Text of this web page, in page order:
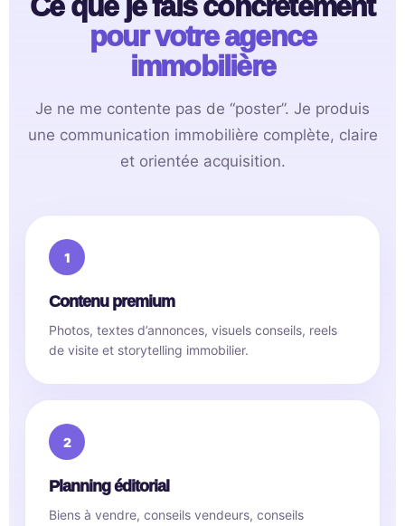
pour votre agence
immobilière
Je ne me contente pas de “poster”. Je produis
une communication immobilière complète, claire
et orientée acquisition.
Contenu premium
Photos, textes d’annonces, visuels conseils, reels
de visite et storytelling immobilier.
Planning éditorial
Biens à vendre, conseils vendeurs, conseils